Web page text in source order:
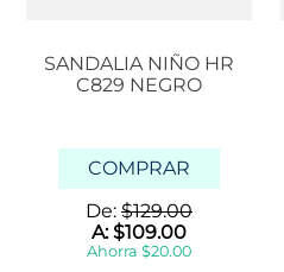
SANDALIA NIÑO HR
C829 NEGRO
COMPRAR
De: $129.00
A:$109.00
Ahorra $20.00